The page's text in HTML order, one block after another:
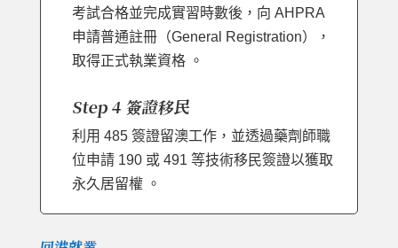
考試合格並完成實習時數後，向 AHPRA
申請普通註冊（General Registration），
取得正式執業資格 。
Step 4 簽證移民
利用 485 簽證留澳工作，並透過藥劑師職
位申請 190 或 491 等技術移民簽證以獲取
永久居留權 。